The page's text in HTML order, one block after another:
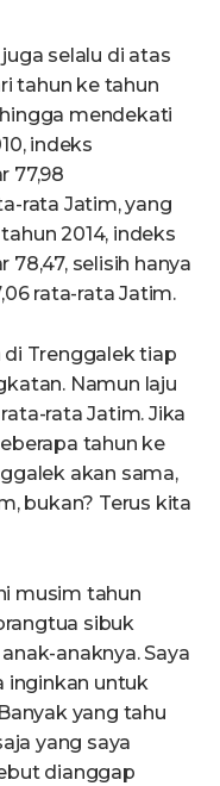
selalu di atas
tahun ke tahun
mendekati
indeks
77,98
rata Jatim, yang
2014, indeks
selisih hanya
rata-rata Jatim.
di Trenggalek tiap
Namun laju
rata Jatim. Jika
tahun ke
akan sama,
bukan? Terus kita
musim tahun
sibuk
anaknya. Saya
inginkan untuk
yang tahu
yang saya
dianggap